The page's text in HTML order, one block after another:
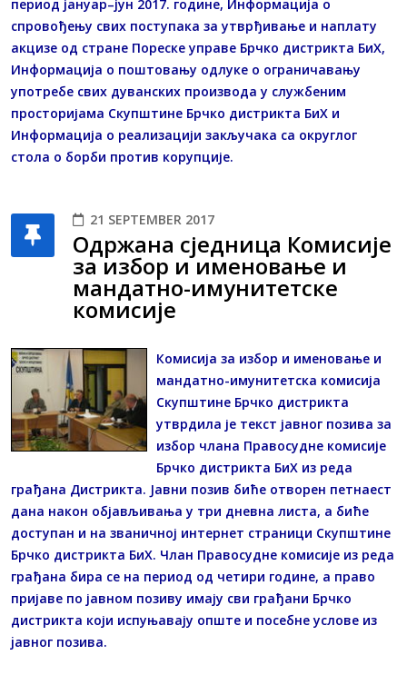
период јануар–јун 2017. године, Информација о
спровођењу свих поступака за утврђивање и наплату
акцизе од стране Пореске управе Брчко дистрикта БиХ,
Информација о поштовању одлуке о ограничавању
употребе свих дуванских производа у службеним
просторијама Скупштине Брчко дистрикта БиХ и
Информација о реализацији закључака са округлог
стола о борби против корупције.
21 SEPTEMBER 2017
Одржана сједница Комисије
за избор и именовање и
мандатно-имунитетске
комисије
Комисија за избор и именовање и
мандатно-имунитетска комисија
Скупштине Брчко дистрикта
утврдила је текст јавног позива за
избор члана Правосудне комисије
Брчко дистрикта БиХ из реда
грађана Дистрикта. Јавни позив биће отворен петнаест
дана након објављивања у три дневна листа, а биће
доступан и на званичној интернет страници Скупштине
Брчко дистрикта БиХ. Члан Правосудне комисије из реда
грађана бира се на период од четири године, а право
пријаве по јавном позиву имају сви грађани Брчко
дистрикта који испуњавају опште и посебне услове из
jавног позива.